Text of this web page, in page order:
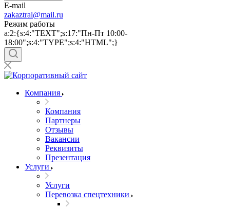
E-mail
zakaztral@mail.ru
Режим работы
a:2:{s:4:"TEXT";s:17:"Пн-Пт 10:00-
18:00";s:4:"TYPE";s:4:"HTML";}
Компания
Компания
Партнеры
Отзывы
Вакансии
Реквизиты
Презентация
Услуги
Услуги
Перевозка спецтехники